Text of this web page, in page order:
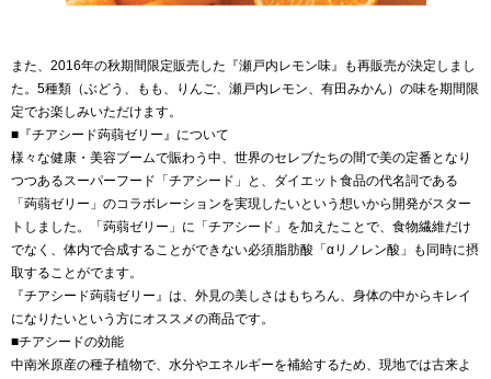
また、2016年の秋期間限定販売した『瀬戸内レモン味』も再販売が決定しまし
た。5種類（ぶどう、もも、りんご、瀬戸内レモン、有田みかん）の味を期間限
定でお楽しみいただけます。
■『チアシード蒟蒻ゼリー』について
様々な健康・美容ブームで賑わう中、世界のセレブたちの間で美の定番となり
つつあるスーパーフード「チアシード」と、ダイエット食品の代名詞である
「蒟蒻ゼリー」のコラボレーションを実現したいという想いから開発がスター
トしました。「蒟蒻ゼリー」に「チアシード」を加えたことで、食物繊維だけ
でなく、体内で合成することができない必須脂肪酸「αリノレン酸」も同時に摂
取することがでます。
『チアシード蒟蒻ゼリー』は、外見の美しさはもちろん、身体の中からキレイ
になりたいという方にオススメの商品です。
■チアシードの効能
中南米原産の種子植物で、水分やエネルギーを補給するため、現地では古来よ